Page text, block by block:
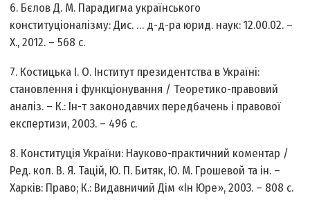
6. Бєлов Д. М. Парадигма українського
конституціоналізму: Дис. … д-д-ра юрид. наук: 12.00.02. –
Х., 2012. – 568 с.
7. Костицька І. О. Інститут президентства в Україні:
становлення і функціонування / Теоретико-правовий
аналіз. – К.: Ін-т законодавчих передбачень і правової
експертизи, 2003. – 496 с.
8. Конституція України: Науково-практичний коментар /
Ред. кол. В. Я. Тацій, Ю. П. Битяк, Ю. М. Грошевой та ін. –
Харків: Право; К.: Видавничий Дім «Ін Юре», 2003. – 808 с.